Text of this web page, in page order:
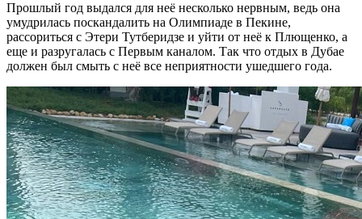
Прошлый год выдался для неё несколько нервным, ведь она
умудрилась поскандалить на Олимпиаде в Пекине,
рассориться с Этери Тутберидзе и уйти от неё к Плющенко, а
еще и разругалась с Первым каналом. Так что отдых в Дубае
должен был смыть с неё все неприятности ушедшего года.